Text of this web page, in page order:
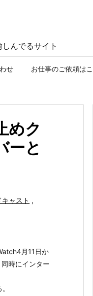
んでるサイト
せ お仕事のご依頼は
めク
ーと
ャスト ,
月11日か
時にインター